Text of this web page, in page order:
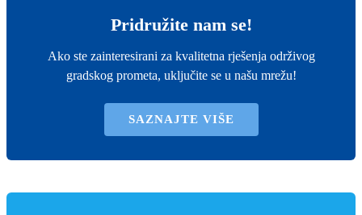
Pridružite nam se!
Ako ste zainteresirani za kvalitetna rješenja održivog
gradskog prometa, uključite se u našu mrežu!
SAZNAJTE VIŠE